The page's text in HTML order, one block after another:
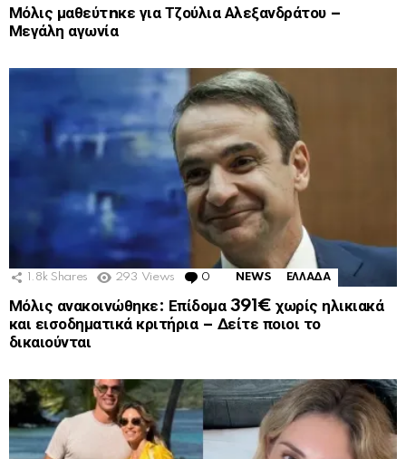
Μόλις μαθεύτnκε για Τζούλια Αλεξανδράτου –
Μεγάλη αγωνία
1.8k Shares 293 Views 0 Comments
NEWS ΕΛΛΑΔΑ
Μόλις ανακοινώθηκε: Επίδομα 391€ χωρίς ηλικιακά
και εισοδηματικά κριτήρια – Δείτε ποιοι το
δικαιούνται